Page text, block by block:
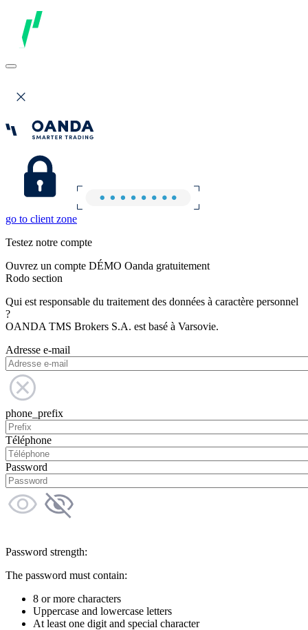
go to client zone
Testez notre compte
Ouvrez un compte DÉMO Oanda gratuitement
Rodo section
Qui est responsable du traitement des données à caractère personnel
?
OANDA TMS Brokers S.A. est basé à Varsovie.
Adresse e-mail
phone_prefix
Téléphone
Password
Password strength:
The password must contain:
8 or more characters
Uppercase and lowercase letters
At least one digit and special character